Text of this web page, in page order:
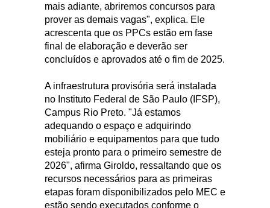
mais adiante, abriremos concursos para
prover as demais vagas", explica. Ele
acrescenta que os PPCs estão em fase
final de elaboração e deverão ser
concluídos e aprovados até o fim de 2025.
A infraestrutura provisória será instalada
no Instituto Federal de São Paulo (IFSP),
Campus Rio Preto. "Já estamos
adequando o espaço e adquirindo
mobiliário e equipamentos para que tudo
esteja pronto para o primeiro semestre de
2026", afirma Giroldo, ressaltando que os
recursos necessários para as primeiras
etapas foram disponibilizados pelo MEC e
estão sendo executados conforme o